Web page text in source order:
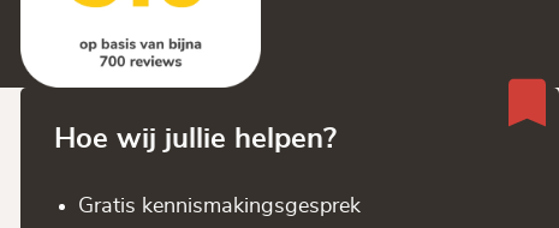
Hoe wij jullie helpen?
Gratis kennis­makingsgesprek